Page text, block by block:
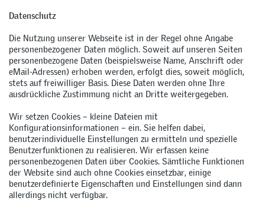
Datenschutz
Die Nutzung unserer Webseite ist in der Regel ohne Angabe
personenbezogener Daten möglich. Soweit auf unseren Seiten
personenbezogene Daten (beispielsweise Name, Anschrift oder
eMail-Adressen) erhoben werden, erfolgt dies, soweit möglich,
stets auf freiwilliger Basis. Diese Daten werden ohne Ihre
ausdrückliche Zustimmung nicht an Dritte weitergegeben.
Wir setzen Cookies – kleine Dateien mit
Konfigurationsinformationen – ein. Sie helfen dabei,
benutzerindividuelle Einstellungen zu ermitteln und spezielle
Benutzerfunktionen zu realisieren. Wir erfassen keine
personenbezogenen Daten über Cookies. Sämtliche Funktionen
der Website sind auch ohne Cookies einsetzbar, einige
benutzerdefinierte Eigenschaften und Einstellungen sind dann
allerdings nicht verfügbar.